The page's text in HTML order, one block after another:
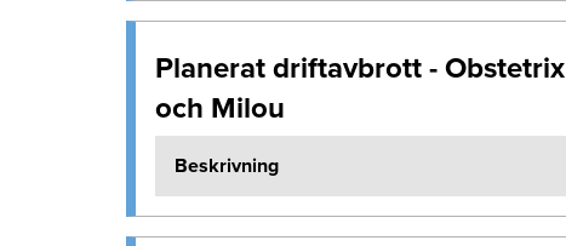
Planerat driftavbrott - Obstetrix
och Milou
Beskrivning